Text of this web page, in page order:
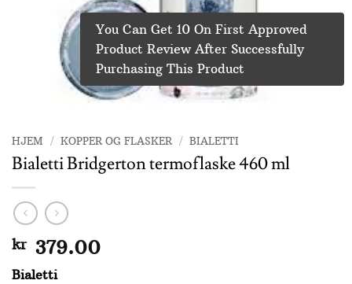
HJEM / KOPPER OG FLASKER / BIALETTI
Bialetti Bridgerton termoflaske 460 ml
kr379.00
Bialetti
You Can Get 10 On First Approved
Product Review After Successfully
Purchasing This Product